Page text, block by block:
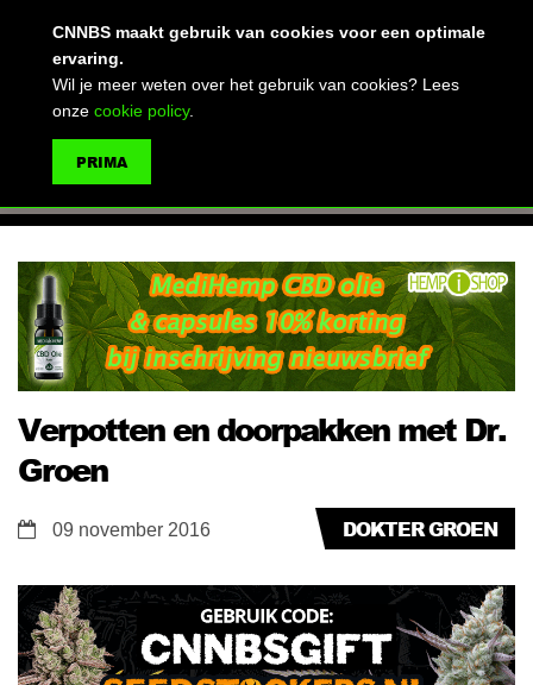
Verpotten en doorpakken met Dr.
Groen
DOKTER GROEN
09 november 2016
CNNBS maakt gebruik van cookies voor een optimale
ervaring.
Wil je meer weten over het gebruik van cookies? Lees
onze cookie policy.
PRIMA